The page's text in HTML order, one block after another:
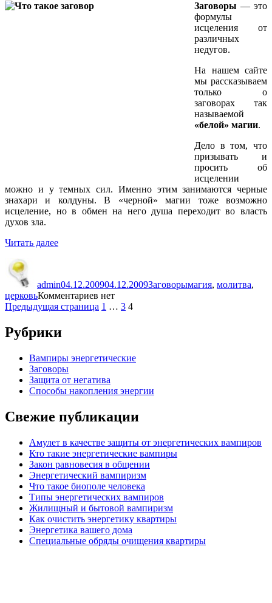
Заговоры — это
формулы
исцеления от
различных
недугов.
На нашем сайте
мы рассказываем
только о
заговорах так
называемой
«белой» магии.
Дело в том, что
призывать и
просить об
исцелении
можно и у темных сил. Именно этим занимаются черные
знахари и колдуны. В «черной» магии тоже возможно
исцеление, но в обмен на него душа переходит во власть
духов зла.
Читать далее«Что
admin04.12.200904.12.2009Заговорымагия, молитва,
церковьКомментариев нет
Пагинация
записей
Предыдущая страница Страница
1 … Страница
3 Страница
4
Рубрики
Вампиры энергетические
Заговоры
Защита от негатива
Способы накопления энергии
Свежие публикации
Амулет в качестве защиты от энергетических вампиров
Кто такие энергетические вампиры
Закон равновесия в общении
Энергетический вампиризм
Что такое биополе человека
Типы энергетических вампиров
Жилищный и бытовой вампиризм
Как очистить энергетику квартиры
Энергетика вашего дома
Специальные обряды очищения квартиры